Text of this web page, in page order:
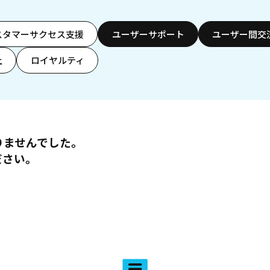
マーサクセス支援 ユーザーサポート ユーザー間交
ロイヤルティ
せんでした。
い。